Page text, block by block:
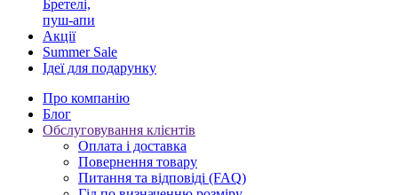
Бретелі,
пуш-апи
Акції
Summer Sale
Ідеї для подарунку
Про компанію
Блог
Обслуговування клієнтів
Оплата і доставка
Повернення товару
Питання та відповіді (FAQ)